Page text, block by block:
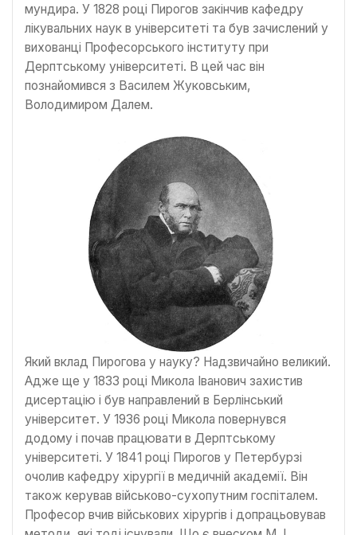
мундира. У 1828 році Пирогов закінчив кафедру
лікувальних наук в університеті та був зачислений у
вихованці Професорського інституту при
Дерптському університеті. В цей час він
познайомився з Василем Жуковським,
Володимиром Далем.
Який вклад Пирогова у науку? Надзвичайно великий.
Адже ще у 1833 році Микола Іванович захистив
дисертацію і був направлений в Берлінський
університет. У 1936 році Микола повернувся
додому і почав працювати в Дерптському
університеті. У 1841 році Пирогов у Петербурзі
очолив кафедру хірургії в медичній академії. Він
також керував військово-сухопутним госпіталем.
Професор вчив військових хірургів і допрацьовував